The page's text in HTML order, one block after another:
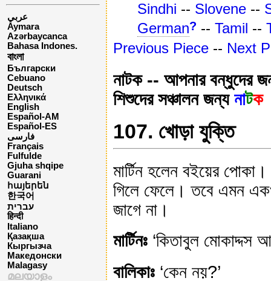
عربي
Aymara
Azərbaycanca
Bahasa Indones.
বাংলা
Български
Cebuano
Deutsch
Ελληνικά
English
Español-AM
Español-ES
فارسی
Français
Fulfulde
Gjuha shqipe
Guarani
հայերեն
한국어
עברית
हिन्दी
Italiano
Қазақша
Кыргызча
Македонски
Malagasy
മലയാളം
Sindhi -- Slovene --
German? -- Tamil --
Previous Piece -- Next
নাটক -- আপনার বন্ধুদের
শিশুদের সঞ্চালন জন্য নাটক
107. খোড়া যুক্তি
মার্টিন হলেন বইয়ের
গিলে ফেলে। তবে এমন
জাগে না।
মার্টিনঃ ‘কিতাবুল মোকাদ্দস
বালিকাঃ ‘কেন নয়?’